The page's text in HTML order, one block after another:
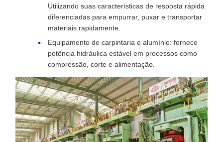
Utilizando suas características de resposta rápida
diferenciadas para empurrar, puxar e transportar
materiais rapidamente.
Equipamento de carpintaria e alumínio: fornece
potência hidráulica estável em processos como
compressão, corte e alimentação.